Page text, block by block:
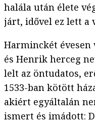
halála után élete
járt, idővel ez lett a
Harminckét
és Henrik herceg
lelt az öntudatos,
1533-ban kötött
akiért egyáltalán
ismert és imádott: